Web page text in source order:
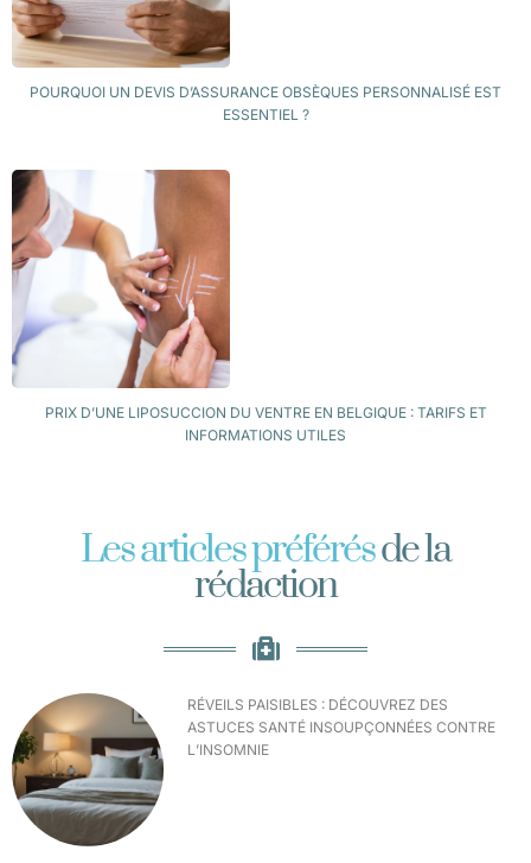
POURQUOI UN DEVIS D’ASSURANCE OBSÈQUES PERSONNALISÉ EST
ESSENTIEL ?
PRIX D’UNE LIPOSUCCION DU VENTRE EN BELGIQUE : TARIFS ET
INFORMATIONS UTILES
Les articles préférésde la
rédaction
RÉVEILS PAISIBLES : DÉCOUVREZ DES
ASTUCES SANTÉ INSOUPÇONNÉES CONTRE
L’INSOMNIE